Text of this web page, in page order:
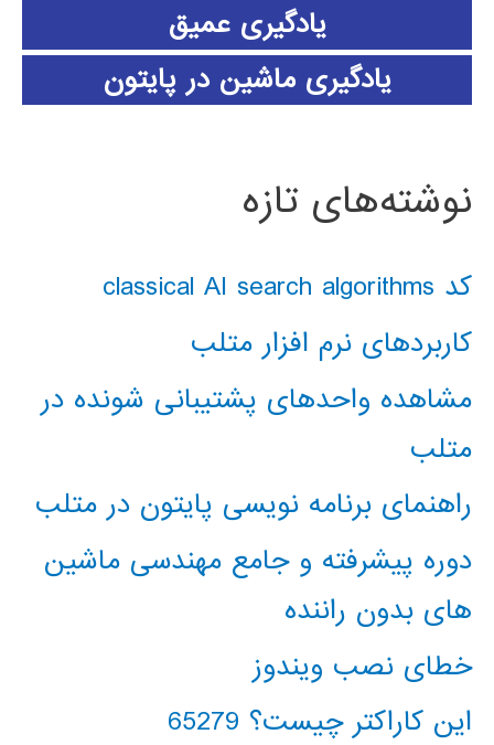
یادگیری عمیق
یادگیری ماشین در پایتون
نوشته‌های تازه
کد classical AI search algorithms
کاربردهای نرم افزار متلب
مشاهده واحدهای پشتیبانی شونده در
متلب
راهنمای برنامه نویسی پایتون در متلب
دوره پیشرفته و جامع مهندسی ماشین
های بدون راننده
خطای نصب ویندوز
این کاراکتر چیست؟ 65279